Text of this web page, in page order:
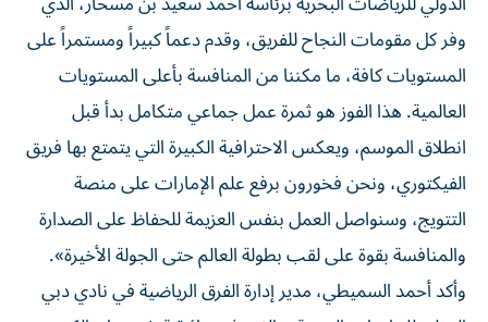
وفر كل مقومات النجاح للفريق، وقدم دعماً كبيراً ومستمراً على
المستويات كافة، ما مكننا من المنافسة بأعلى المستويات
العالمية. هذا الفوز هو ثمرة عمل جماعي متكامل بدأ قبل
انطلاق الموسم، ويعكس الاحترافية الكبيرة التي يتمتع بها فريق
الفيكتوري، ونحن فخورون برفع علم الإمارات على منصة
التتويج، وسنواصل العمل بنفس العزيمة للحفاظ على الصدارة
والمنافسة بقوة على لقب بطولة العالم حتى الجولة الأخيرة».
وأكد أحمد السميطي، مدير إدارة الفرق الرياضية في نادي دبي